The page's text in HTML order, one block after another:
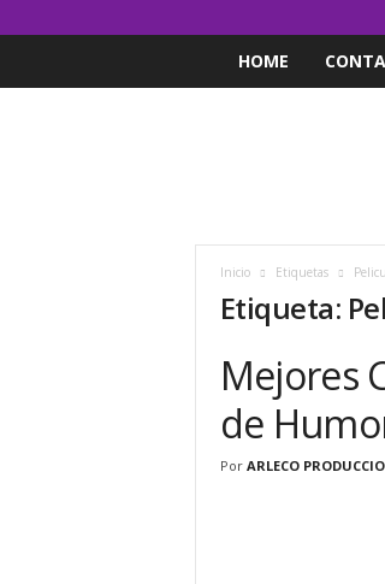
HOME
Inicio Etiquetas
Etiqueta:
Mejores
de
Por ARLECO